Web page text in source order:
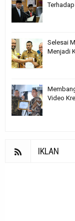
Selesai
Menjadi
Video
IKLAN